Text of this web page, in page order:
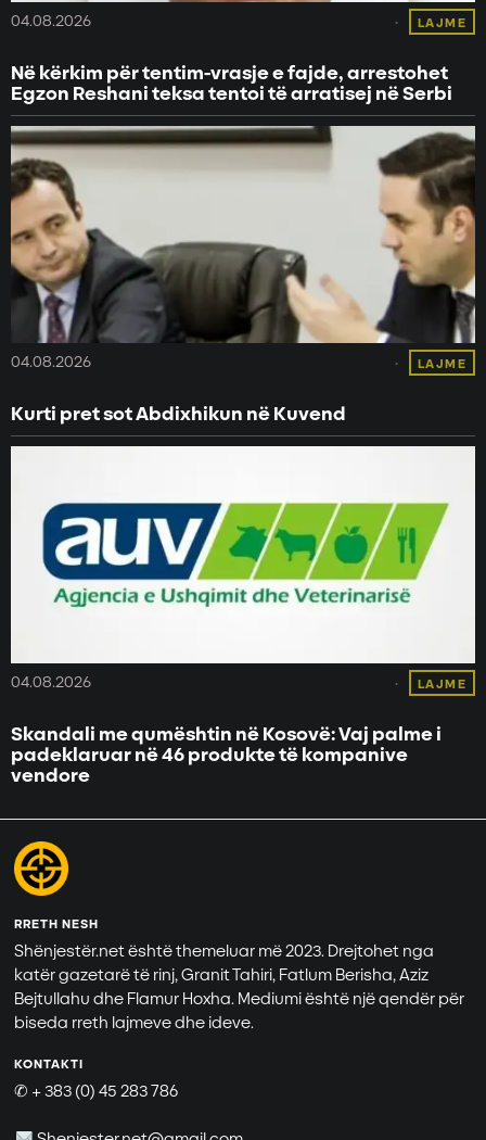
04.08.2026 LAJME
Në kërkim për tentim-vrasje e fajde, arrestohet
Egzon Reshani teksa tentoi të arratisej në Serbi
04.08.2026 LAJME
Kurti pret sot Abdixhikun në Kuvend
04.08.2026 LAJME
Skandali me qumështin në Kosovë: Vaj palme i
padeklaruar në 46 produkte të kompanive
vendore
RRETH NESH
Shënjestër.net është themeluar më 2023. Drejtohet nga
katër gazetarë të rinj, Granit Tahiri, Fatlum Berisha, Aziz
Bejtullahu dhe Flamur Hoxha. Mediumi është një qendër për
biseda rreth lajmeve dhe ideve.
KONTAKTI
✆ + 383 (0) 45 283 786